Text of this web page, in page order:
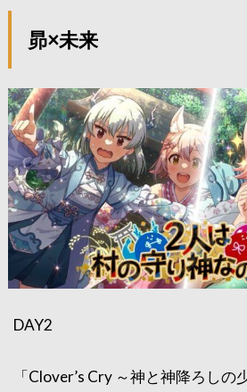
昴×未来
DAY2
「Clover’s Cry ～神と神降ろしの